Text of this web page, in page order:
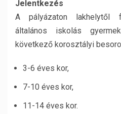
Jelentkezés
A pályázaton lakhelytől
általános iskolás
következő korosztályi
3-6 éves kor,
7-10 éves kor,
11-14 éves kor.